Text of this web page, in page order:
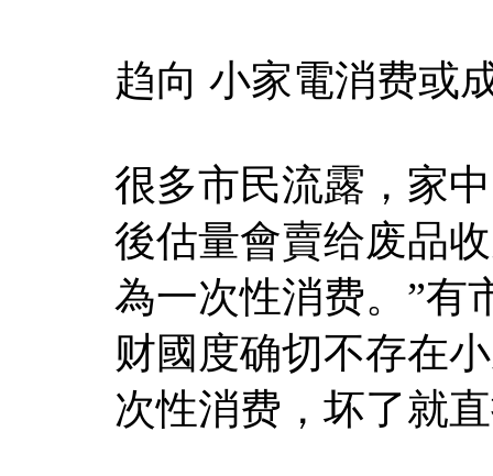
趋向 小家電消费或
很多市民流露，家
後估量會賣给废品
為一次性消费。”有
财國度确切不存在
次性消费，坏了就